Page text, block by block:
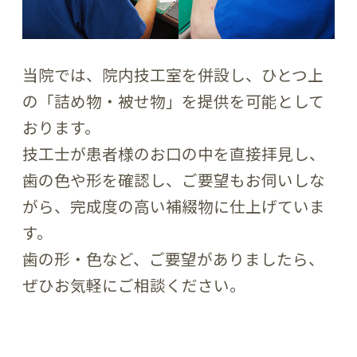
当院では、院内技工室を併設し、ひとつ上
の「詰め物・被せ物」を提供を可能として
おります。
技工士が患者様のお口の中を直接拝見し、
歯の色や形を確認し、ご要望もお伺いしな
がら、完成度の高い補綴物に仕上げていま
す。
歯の形・色など、ご要望がありましたら、
ぜひお気軽にご相談ください。